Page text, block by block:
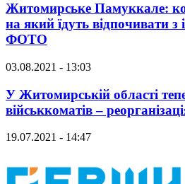
Житомирське Памуккале:
на який їдуть відпочивати з
ФОТО
03.08.2021 - 13:03
У Житомирській області
військкоматів –
19.07.2021 - 14:47